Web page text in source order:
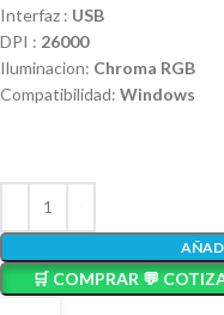
Interfaz : USB
DPI : 26000
Iluminacion: Chroma RGB
Compatibilidad: Windows
🛒 COMPRAR 💬